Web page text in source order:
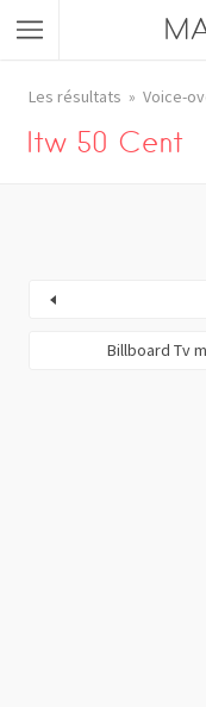
Les résultats Voice-
Itw 50 Cent
Billboard Tv